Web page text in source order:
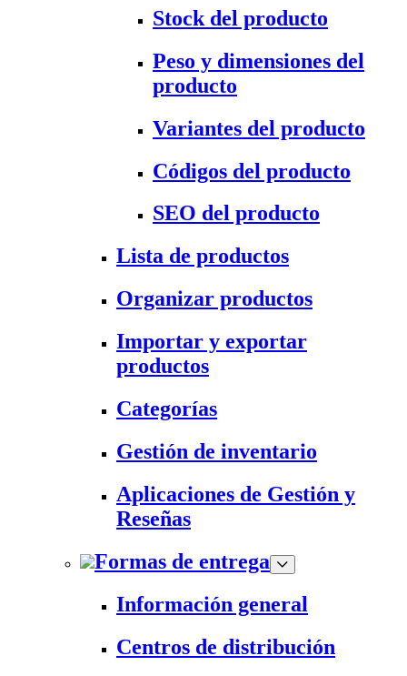
Stock del producto
Peso y dimensiones del
producto
Variantes del producto
Códigos del producto
SEO del producto
Lista de productos
Organizar productos
Importar y exportar
productos
Categorías
Gestión de inventario
Aplicaciones de Gestión y
Reseñas
Formas de entrega
Información general
Centros de distribución